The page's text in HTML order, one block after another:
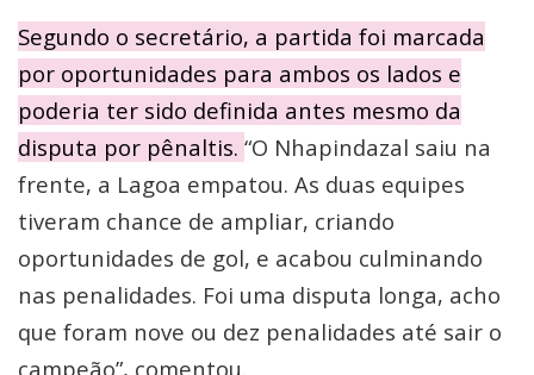
Segundo o secretário, a partida foi marcada
por oportunidades para ambos os lados e
poderia ter sido definida antes mesmo da
disputa por pênaltis. “O Nhapindazal saiu na
frente, a Lagoa empatou. As duas equipes
tiveram chance de ampliar, criando
oportunidades de gol, e acabou culminando
nas penalidades. Foi uma disputa longa, acho
que foram nove ou dez penalidades até sair o
campeão”, comentou.